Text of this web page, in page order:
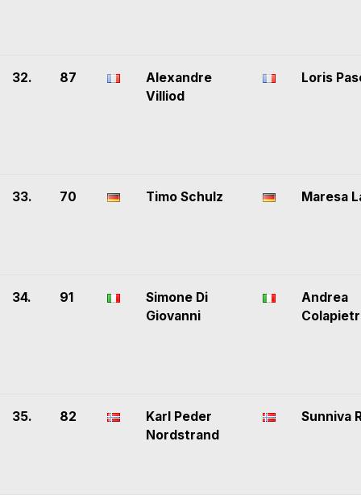
32. 87
Alexandre
Villiod
Loris
33. 70 Timo Schulz Maresa
34. 91
Simone Di
Giovanni
Andrea
35. 82
Karl Peder
Nordstrand
Sunniva